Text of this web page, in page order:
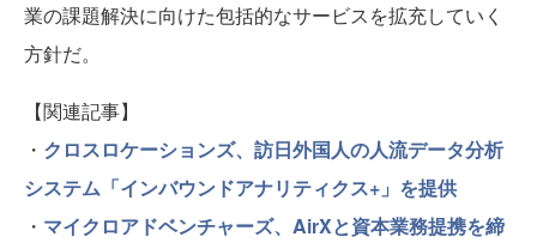
業の課題解決に向けた包括的なサービスを拡充していく
方針だ。
【関連記事】
・ クロスロケーションズ、訪日外国人の人流データ分析
システム「インバウンドアナリティクス+」を提供
・ マイクロアドベンチャーズ、AirXと資本業務提携を締